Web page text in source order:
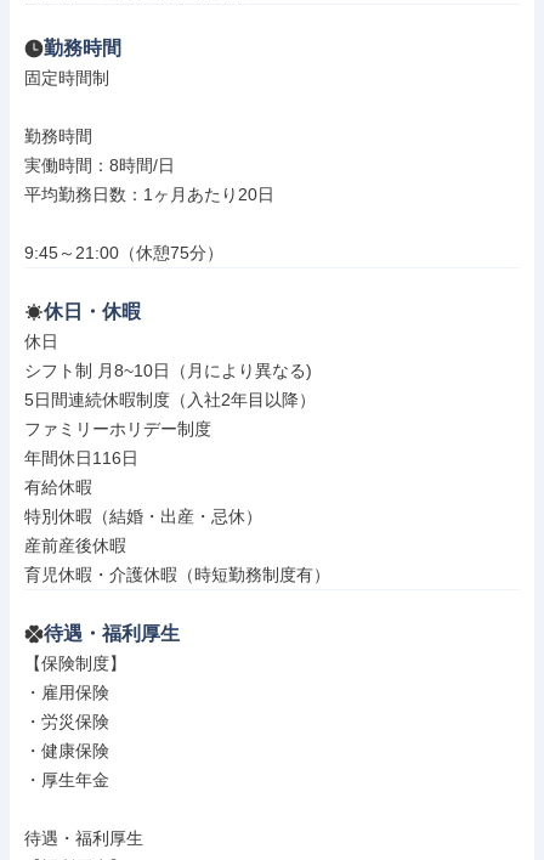
勤務時間
固定時間制
勤務時間
実働時間：8時間/日
平均勤務日数：1ヶ月あたり20日
9:45～21:00（休憩75分）
休日・休暇
休日
シフト制 月8~10日（月により異なる)
5日間連続休暇制度（入社2年目以降）
ファミリーホリデー制度
年間休日116日
有給休暇
特別休暇（結婚・出産・忌休）
産前産後休暇
育児休暇・介護休暇（時短勤務制度有）
待遇・福利厚生
【保険制度】
・雇用保険
・労災保険
・健康保険
・厚生年金
待遇・福利厚生